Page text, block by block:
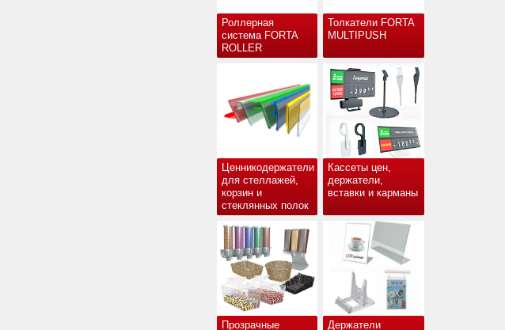
Роллерная
система FORTA
ROLLER
Толкатели FORTA
MULTIPUSH
Ценникодержатели
для стеллажей,
корзин и
стеклянных полок
Кассеты цен,
держатели,
вставки и карманы
Прозрачные Держатели